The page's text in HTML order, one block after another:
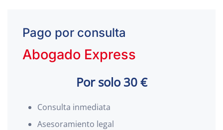
Pago por consulta
Abogado Express
Por solo 30 €
Consulta inmediata
Asesoramiento legal